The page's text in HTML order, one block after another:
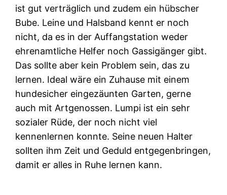
ist gut verträglich und zudem ein hübscher
Bube. Leine und Halsband kennt er noch
nicht, da es in der Auffangstation weder
ehrenamtliche Helfer noch Gassigänger gibt.
Das sollte aber kein Problem sein, das zu
lernen. Ideal wäre ein Zuhause mit einem
hundesicher eingezäunten Garten, gerne
auch mit Artgenossen. Lumpi ist ein sehr
sozialer Rüde, der noch nicht viel
kennenlernen konnte. Seine neuen Halter
sollten ihm Zeit und Geduld entgegenbringen,
damit er alles in Ruhe lernen kann.